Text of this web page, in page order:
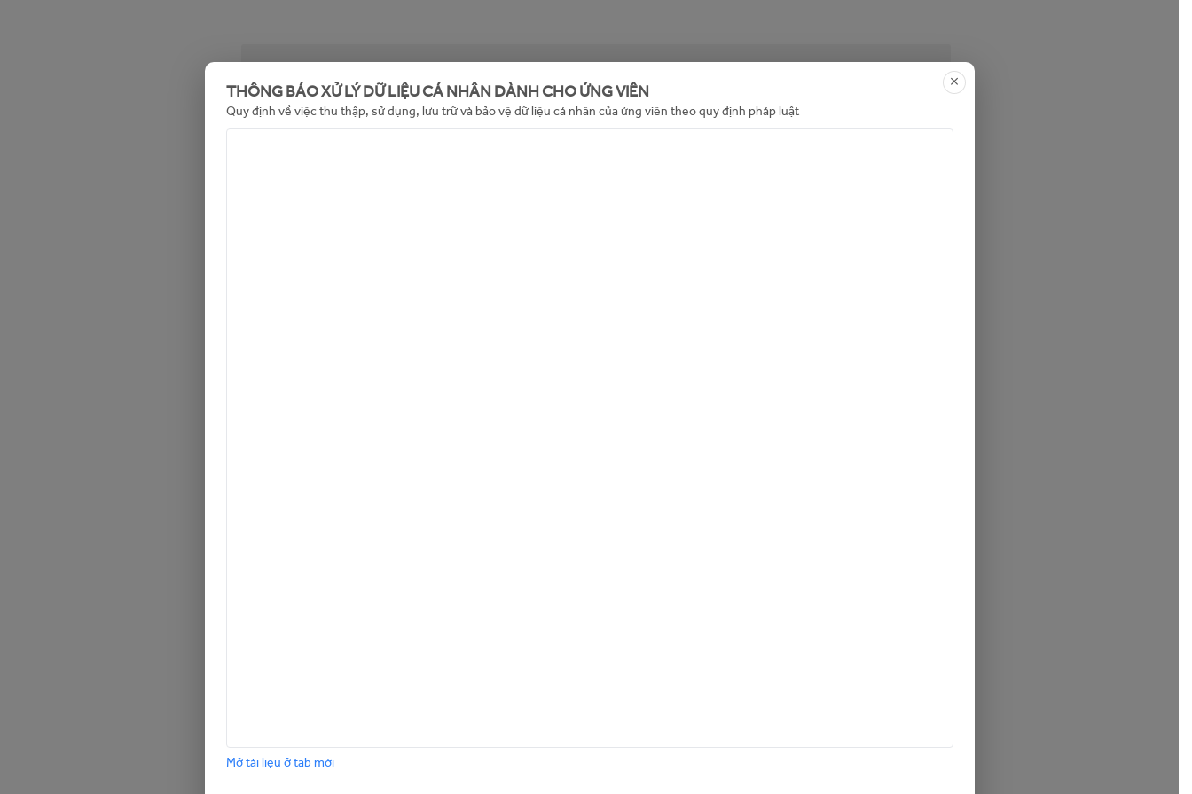
Tin không khả dụng (hoặc đã hết hạn). Mời bạn xem các tin tuyển dụng khác bằng cách bấm vào
đây
THÔNG BÁO XỬ LÝ DỮ LIỆU CÁ NHÂN DÀNH CHO ỨNG VIÊN
Quy định về việc thu thập, sử dụng, lưu trữ và bảo vệ dữ liệu cá nhân của ứng viên theo quy định pháp luật
Mở tài liệu ở tab mới